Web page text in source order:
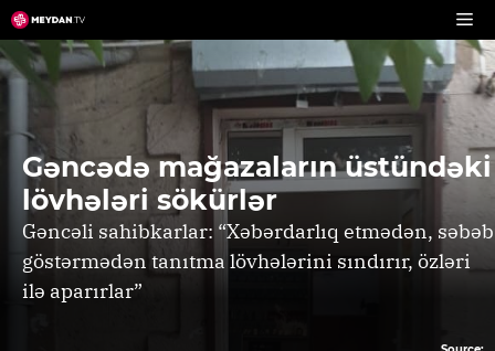
Skip
to
content
Gəncədə mağazaların üstündəki
lövhələri sökürlər
Gəncəli sahibkarlar: “Xəbərdarlıq etmədən, səbəb
göstərmədən tanıtma lövhələrini sındırır, özləri
ilə aparırlar”